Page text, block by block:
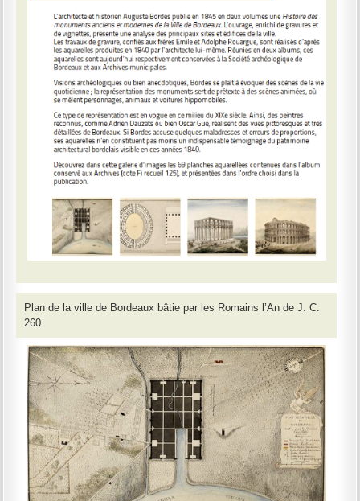
Plan de la ville de Bordeaux bâtie par les Romains l’An de J. C.
260